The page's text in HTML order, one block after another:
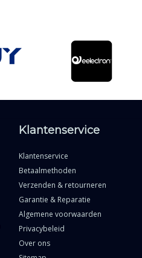
Klantenservice
Klantenservice
Betaalmethoden
Verzenden & retourneren
Garantie & Reparatie
Algemene voorwaarden
Privacybeleid
Over ons